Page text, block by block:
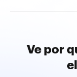
Ve por